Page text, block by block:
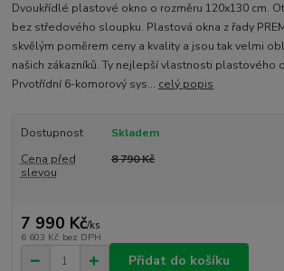
Dvoukřídlé plastové okno o rozměru 120x130 cm.
bez středového sloupku. Plastová okna z řady
skvělým poměrem ceny a kvality a jsou tak velmi
našich zákazníků. Ty nejlepší vlastnosti plastového
Prvotřídní 6-komorový sys... celý popis
Dostupnost
Skladem
Cena před
slevou
8 790 Kč
7 990 Kč/ks
6 603 Kč bez DPH
Přidat do košíku